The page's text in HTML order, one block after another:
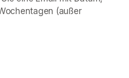
(außer